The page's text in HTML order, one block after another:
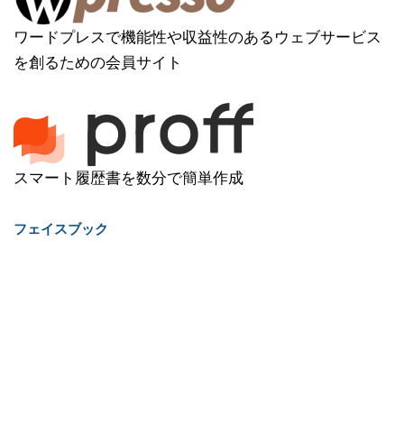
ワードプレスで機能性や収益性のあるウェブサービス
を創るための会員サイト
スマート履歴書を数分で簡単作成
フェイスブック